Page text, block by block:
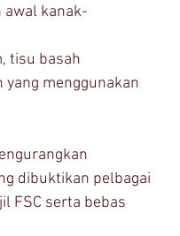
awal kanak-
tisu basah
menggunakan
dibuktikan pelbagai
FSC serta bebas